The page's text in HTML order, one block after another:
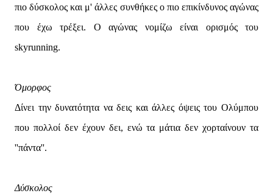
πιο δύσκολος και μ' άλλες συνθήκες ο πιο επικίνδυνος αγώνας
που έχω τρέξει. Ο αγώνας νομίζω είναι ορισμός του
skyrunning.
Όμορφος
Δίνει την δυνατότητα να δεις και άλλες όψεις του Ολύμπου
που πολλοί δεν έχουν δει, ενώ τα μάτια δεν χορταίνουν τα
''πάντα''.
Δύσκολος